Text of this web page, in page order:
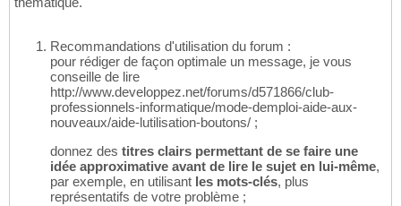
Recommandations d'utilisation du forum :
pour rédiger de façon optimale un message, je vous
conseille de lire
http://www.developpez.net/forums/d571866/club-
professionnels-informatique/mode-demploi-aide-aux-
nouveaux/aide-lutilisation-boutons/ ;
donnez des titres clairs permettant de se faire une
idée approximative avant de lire le sujet en lui-même,
par exemple, en utilisant les mots-clés, plus
représentatifs de votre problème ;